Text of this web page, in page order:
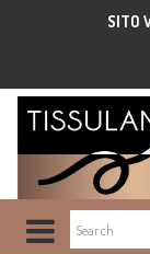
SITO